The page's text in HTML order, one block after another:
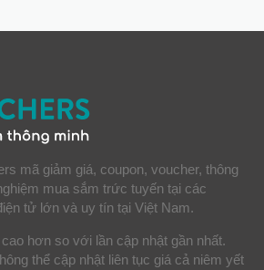
mã giảm giá, coupon, voucher, thông
mua sắm trức tuyến tại các
tử lớn và uy tín tại Việt Nam.
hơn so với lần cập nhật gần nhất.
thể cập nhật liên tục giá cả niêm yết